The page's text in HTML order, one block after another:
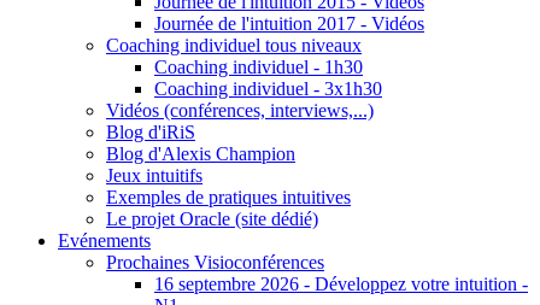
Journée de l'intuition 2017 - Vidéos
Coaching individuel tous niveaux
Coaching individuel - 1h30
Coaching individuel - 3x1h30
Vidéos (conférences, interviews,...)
Blog d'iRiS
Blog d'Alexis Champion
Jeux intuitifs
Exemples de pratiques intuitives
Le projet Oracle (site dédié)
Evénements
Prochaines Visioconférences
16 septembre 2026 - Développez votre intuition -